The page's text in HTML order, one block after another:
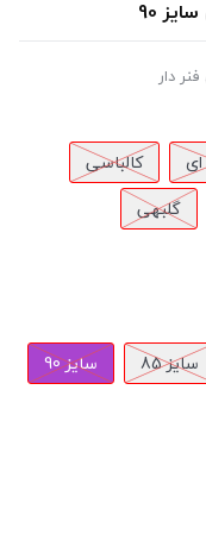
دار
کالباسی
گلبهی
سایز 85
سایز 90